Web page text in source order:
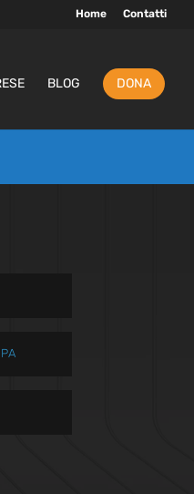
Home Contatti
BLOG DONA